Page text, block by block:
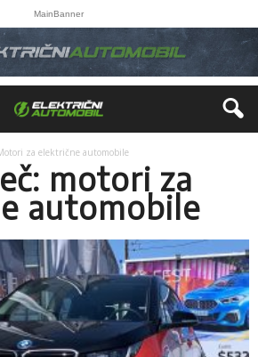
MainBanner
za električne automobile
motori za
automobile